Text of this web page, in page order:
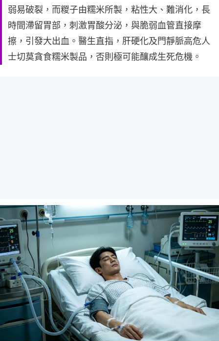
弱易破裂，而糉子由糯米所製，粘性大、難消化，長
時間滯留胃部，刺激胃酸分泌，與脆弱血管直接摩
擦，引發大出血。醫生直指，肝硬化及門靜脈高危人
士切莫貪食糯米製品，否則極可能釀成生死危機。